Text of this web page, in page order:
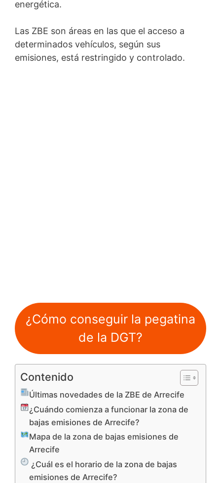
energética.
Las ZBE son áreas en las que el acceso a
determinados vehículos, según sus
emisiones, está restringido y controlado.
¿Cómo conseguir la pegatina
de la DGT?
Contenido
Últimas novedades de la ZBE de Arrecife
¿Cuándo comienza a funcionar la zona de
bajas emisiones de Arrecife?
Mapa de la zona de bajas emisiones de
Arrecife
¿Cuál es el horario de la zona de bajas
emisiones de Arrecife?